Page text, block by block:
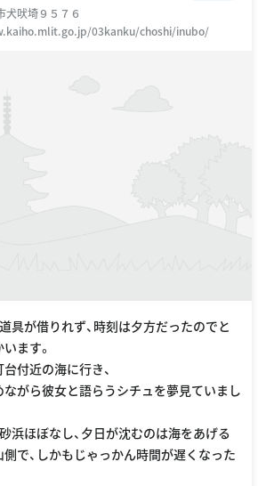
犬吠埼９５７６
03kanku/choshi/inubo/
具が借りれず、時刻は夕方だったのでと
ます。
付近の海に行き、
がら彼女と語らうシチュを夢見ていまし
浜ほぼなし、夕日が沈むのは海をあげる
で、しかもじゃっかん時間が遅くなった